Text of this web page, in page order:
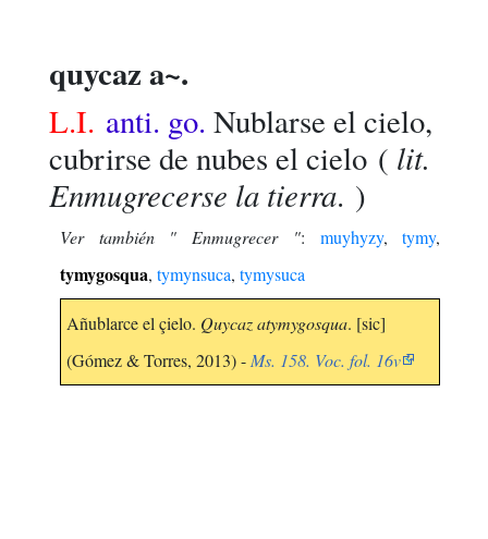
quycaz a~.
L.I. anti. go. Nublarse el cielo,
cubrirse de nubes el cielo ( lit.
Enmugrecerse la tierra. )
Ver también " Enmugrecer ": muyhyzy,tymy,
tymygosqua, tymynsuca, tymysuca
Añublarce el çielo. Quycaz atymygosqua. [sic]
(Gómez & Torres, 2013) - Ms. 158. Voc. fol. 16v